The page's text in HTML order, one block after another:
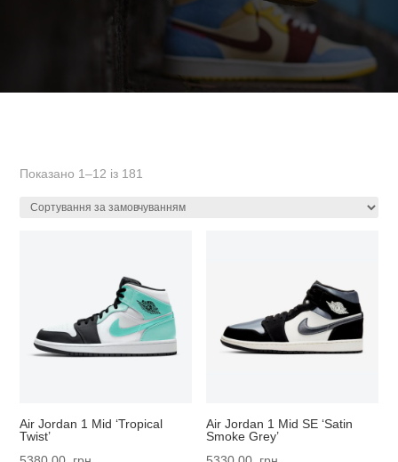
Показано 1–12 із 181
Air Jordan 1 Mid ‘Tropical
Twist’
Air Jordan 1 Mid SE ‘Satin
Smoke Grey’